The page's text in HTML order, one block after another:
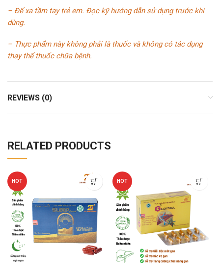
– Để xa tầm tay trẻ em. Đọc kỹ hướng dẫn sử dụng trước khi
dùng.
– Thực phẩm này không phải là thuốc và không có tác dụng
thay thế thuốc chữa bệnh.
REVIEWS (0)
RELATED PRODUCTS
HOT HOT